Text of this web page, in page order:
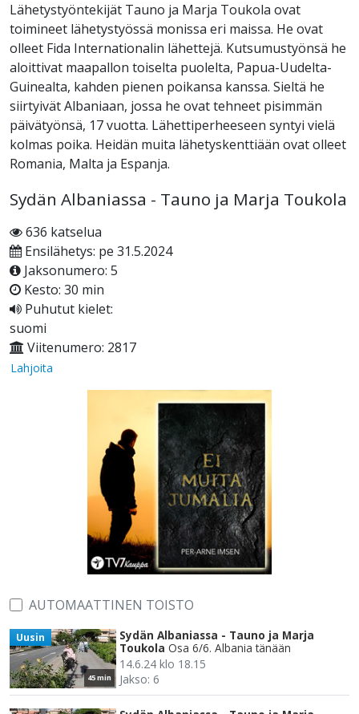
Lähetystyöntekijät Tauno ja Marja Toukola ovat
toimineet lähetystyössä monissa eri maissa. He ovat
olleet Fida Internationalin lähettejä. Kutsumustyönsä he
aloittivat maapallon toiselta puolelta, Papua-Uudelta-
Guinealta, kahden pienen poikansa kanssa. Sieltä he
siirtyivät Albaniaan, jossa he ovat tehneet pisimmän
päivätyönsä, 17 vuotta. Lähettiperheeseen syntyi vielä
kolmas poika. Heidän muita lähetyskenttiään ovat olleet
Romania, Malta ja Espanja.
Sydän Albaniassa - Tauno ja Marja Toukola
636 katselua
Ensilähetys: pe 31.5.2024
Jaksonumero: 5
Kesto: 30 min
Puhutut kielet:
suomi
Viitenumero: 2817
Lahjoita
AUTOMAATTINEN TOISTO
45 min
Uusin
Sydän Albaniassa - Tauno ja Marja
Toukola Osa 6/6. Albania tänään
14.6.24 klo 18.15
Jakso: 6